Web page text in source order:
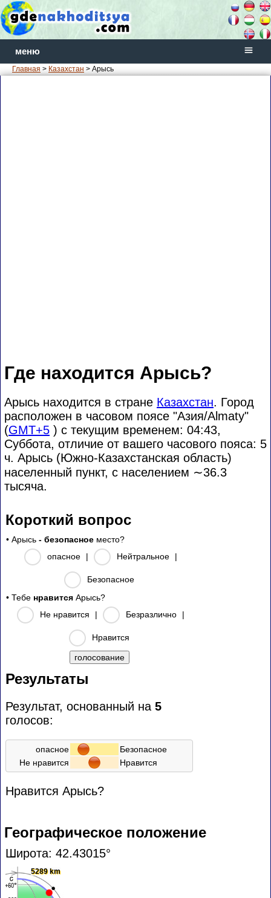
меню
Главная > Казахстан > Арысь
Где находится Арысь?
Арысь находится в стране Казахстан. Город
расположен в часовом поясе "Азия/Almaty"
(GMT+5 ) с текущим временем: 04:43,
Суббота, отличие от вашего часового пояса: 5
ч. Арысь (Южно-Казахстанская область)
населенный пункт, с населением ∼36.3
тысяча.
Короткий вопрос
• Арысь - безопасное место?
опасное
| Нейтральное |
Безопасное
• Тебе нравится Арысь?
Не нравится
| Безразлично |
Нравится
Результаты
Результат, основанный на 5
голосов:
опасное
Безопасное
Не нравится
Нравится
Нравится Арысь?
Географическое положение
Широта: 42.43015°
5289 km